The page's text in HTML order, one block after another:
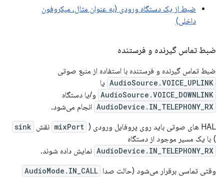
ضبط از یک دستگاه ورودی (به عنوان مثال، میکروفون
داخلی)
ضبط تماس گیرنده و فرستنده
ضبط تماس گیرنده و فرستنده با استفاده از منبع صوتی
AudioSource.VOICE_UPLINK یا
AudioSource.VOICE_DOWNLINK و/یا دستگاه
AudioDevice.IN_TELEPHONY_RX انجام می‌شود.
HAL های صوتی باید روی پروفایل ورودی (
mixPort نقش sink
) با یک مسیر موجود از دستگاه
AudioDevice.IN_TELEPHONY_RX نمایش داده شوند.
وقتی تماسی برقرار می‌شود (حالت صدا AudioMode.IN_CALL